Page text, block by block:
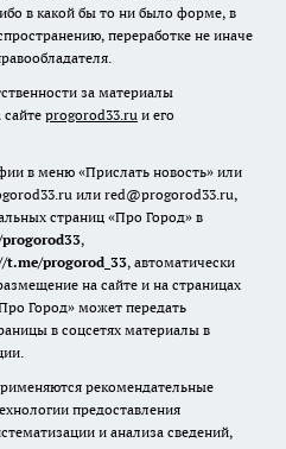
в какой бы то ни было форме, в
переработке не иначе
за материалы
progorod33.ru и его
в меню «Прислать новость» или
или red@progorod33.ru,
страниц «Про Город» в
,
t.me/progorod_33, автоматически
на сайте и на страницах
Город» может передать
в соцсетях материалы в
рекомендательные
предоставления
и анализа сведений,